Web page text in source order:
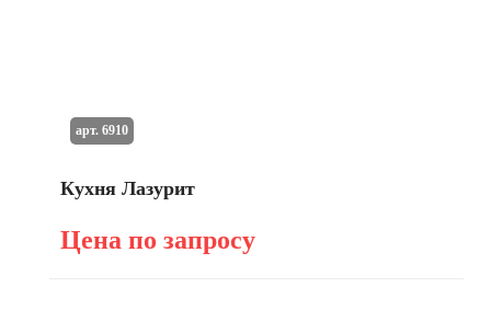
Кухня Лазурит
Цена по запросу
арт. 6910